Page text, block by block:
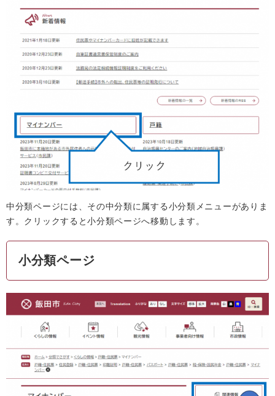
中分類ページには、その中分類に属する小分類メニューがありま
す。クリックすると小分類ページへ移動します。
小分類ページ